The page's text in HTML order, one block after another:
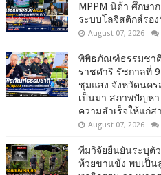
MPPM นิด้า ศึกษา
ระบบโลจิสติกส์รอง
August 07, 2026
พิพิธภัณฑ์ธรรมชา
ราชดำริ รัชกาลที่
ชุมแสง จังหวัดนคร
เป็นมา สภาพปัญห
ความสำเร็จให้แก่
August 07, 2026
ทีมวิจัยยืนยันระบุตัว
ห้วยขาแข้ง พบเป็น